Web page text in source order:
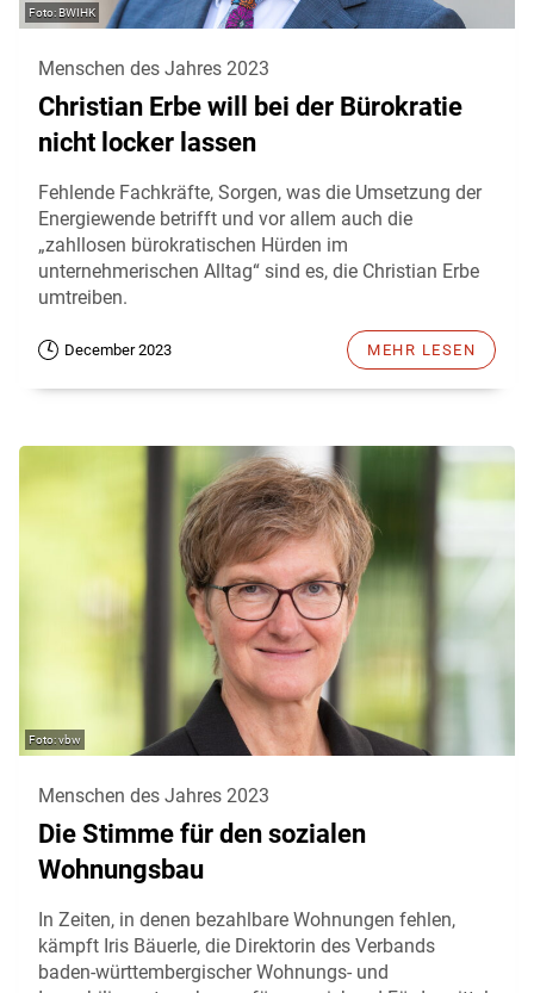
BWIHK
Menschen des Jahres 2023
Christian Erbe will bei der Bürokratie
nicht locker lassen
Fehlende Fachkräfte, Sorgen, was die Umsetzung der
Energiewende betrifft und vor allem auch die
„zahllosen bürokratischen Hürden im
unternehmerischen Alltag“ sind es, die Christian Erbe
umtreiben.
December 2023 MEHR LESEN
vbw
Menschen des Jahres 2023
Die Stimme für den sozialen
Wohnungsbau
In Zeiten, in denen bezahlbare Wohnungen fehlen,
kämpft Iris Bäuerle, die Direktorin des Verbands
baden-württembergischer Wohnungs- und